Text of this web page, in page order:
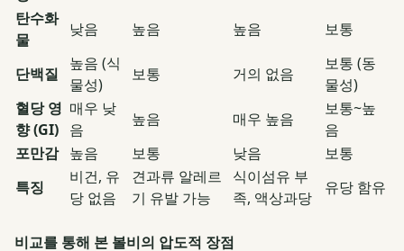
탄수화
물
낮음 높음 높음 보통
단백질
높음 (식
물성)
보통 거의 없음
보통 (동
물성)
혈당 영
향 (GI)
매우 낮
음
높음 매우 높음
보통~높
음
포만감 높음 보통 낮음
보통
특징
비건, 유
당 없음
견과류 알레르
기 유발 가능
식이섬유 부
족, 액상과당
유당 함유
비교를 통해 본 볼비의 압도적 장점